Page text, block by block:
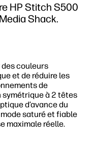
HP Stitch S500
Shack.
couleurs
et de réduire les
de
symétrique à 2 têtes
d’avance du
saturé et fiable
maximale réelle.